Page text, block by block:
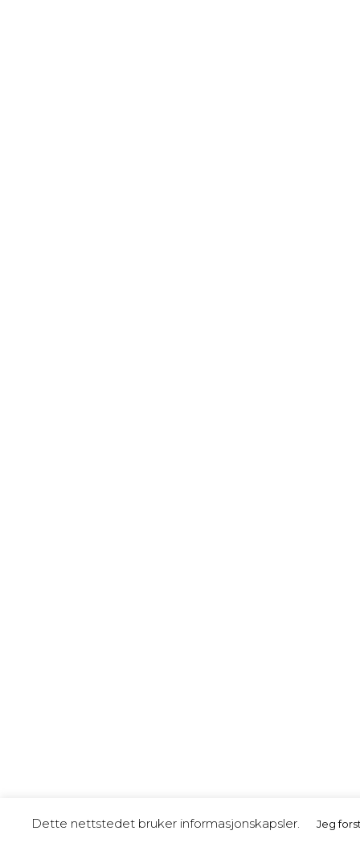
Dette nettstedet bruker informasjonskapsler. Jeg